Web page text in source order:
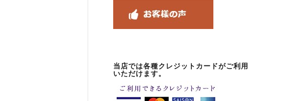
当店では各種クレジットカードがご利用
いただけます。